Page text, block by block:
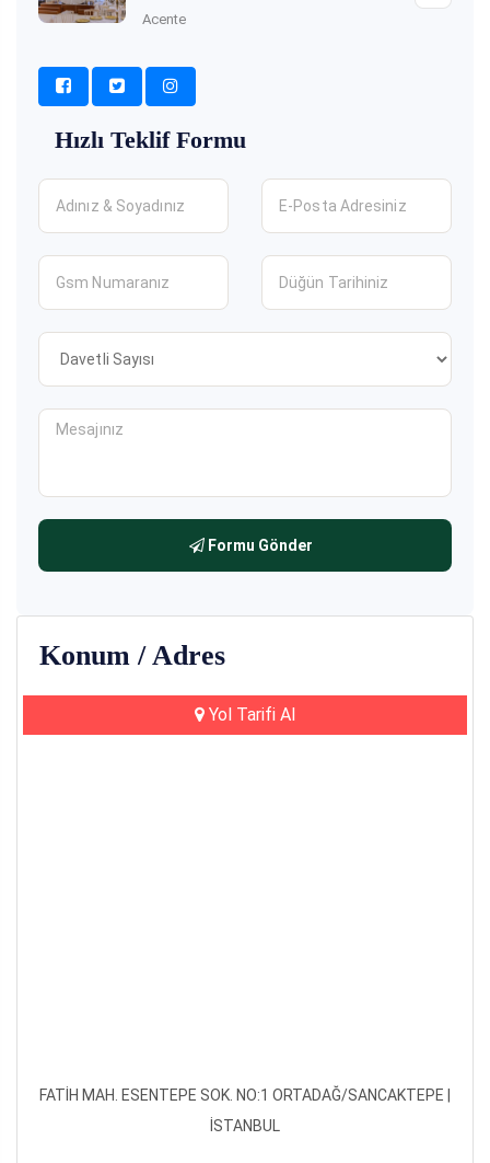
Acente
Hızlı Teklif Formu
Formu Gönder
Konum / Adres
Yol Tarifi Al
FATİH MAH. ESENTEPE SOK. NO:1 ORTADAĞ/SANCAKTEPE |
İSTANBUL